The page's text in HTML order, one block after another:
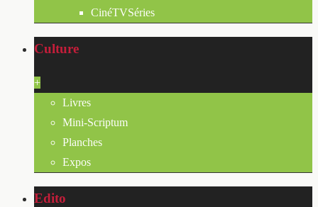
CinéTVSéries
Culture
+
Livres
Mini-Scriptum
Planches
Expos
Edito